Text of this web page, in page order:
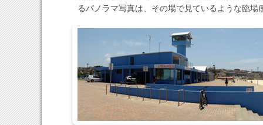
るパノラマ写真は、その場で見ているような臨場